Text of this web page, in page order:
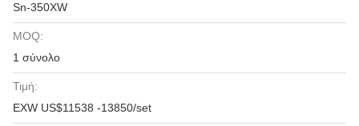
Sn-350XW
MOQ:
1 σύνολο
Τιμή:
EXW US$11538 -13850/set